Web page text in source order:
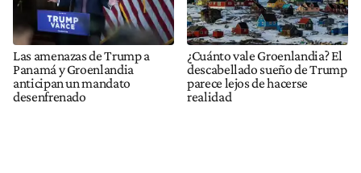
Las amenazas de Trump a
Panamá y Groenlandia
anticipan un mandato
desenfrenado
¿Cuánto vale Groenlandia? El
descabellado sueño de Trump
parece lejos de hacerse
realidad